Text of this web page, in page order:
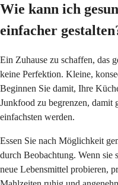
Wie kann ich
einfacher
Ein Zuhause zu schaffen, das
keine Perfektion. Kleine,
Beginnen Sie damit, Ihre
Junkfood zu begrenzen, damit
einfachsten werden.
Essen Sie nach Möglichkeit
durch Beobachtung. Wenn sie
neue Lebensmittel probieren,